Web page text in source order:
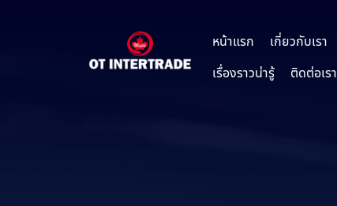
หน้าแรก เกี่ยวกับเรา
เรื่องราวน่ารู้
ติดต่อเรา